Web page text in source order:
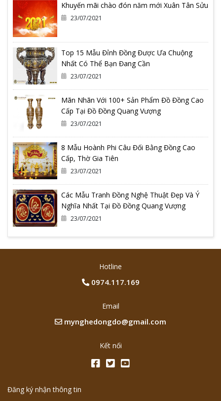
Khuyến mãi chào đón năm mới Xuân Tân Sửu
23/07/2021
Top 15 Mẫu Đỉnh Đồng Được Ưa Chuộng
Nhất Có Thể Bạn Đang Cần
23/07/2021
Mãn Nhãn Với 100+ Sản Phẩm Đồ Đồng Cao
Cấp Tại Đồ Đồng Quang Vượng
23/07/2021
8 Mẫu Hoành Phi Câu Đối Bằng Đồng Cao
Cấp, Thờ Gia Tiên
23/07/2021
Các Mẫu Tranh Đồng Nghệ Thuật Đẹp Và Ý
Nghĩa Nhất Tại Đồ Đồng Quang Vượng
23/07/2021
Hotline
0974.117.169
Email
mynghedongdo@gmail.com
Kết nối
Đăng ký nhận thông tin